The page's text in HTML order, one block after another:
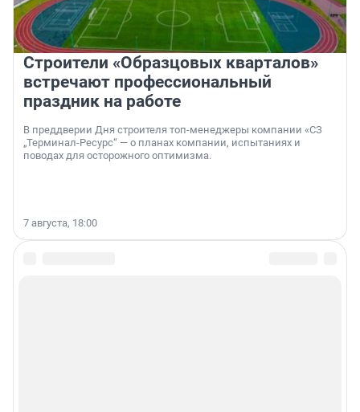
Строители «Образцовых кварталов»
встречают профессиональный
праздник на работе
В преддверии Дня строителя топ-менеджеры компании «СЗ
„Терминал-Ресурс“ — о планах компании, испытаниях и
поводах для осторожного оптимизма.
7 августа, 18:00